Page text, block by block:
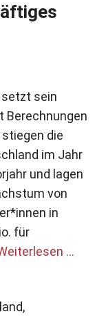
setzt sein
Berechnungen
stiegen die
im Jahr
und lagen
von
in
für
…
,